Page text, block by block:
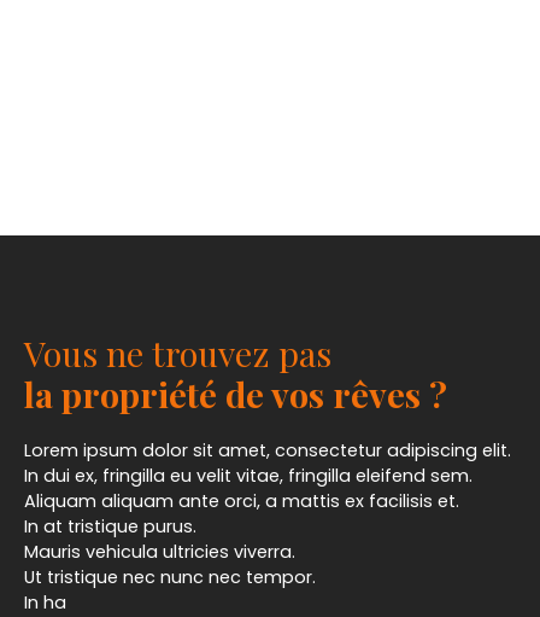
Vous ne trouvez pas
la propriété de vos rêves ?
Lorem ipsum dolor sit amet, consectetur adipiscing elit.
In dui ex, fringilla eu velit vitae, fringilla eleifend sem.
Aliquam aliquam ante orci, a mattis ex facilisis et.
In at tristique purus.
Mauris vehicula ultricies viverra.
Ut tristique nec nunc nec tempor.
In ha